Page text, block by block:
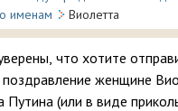
именам
Виолетта
что хотите
поздравление женщине
Путина (или в виде